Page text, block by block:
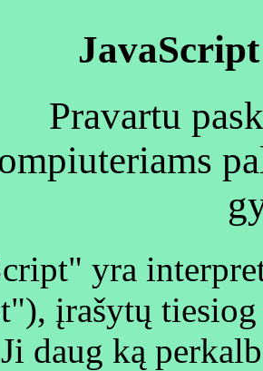
Pravartu
yra
įrašytų
daug ką